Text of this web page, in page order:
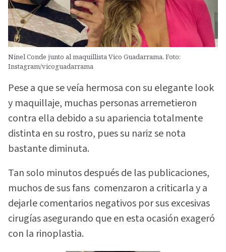
Ninel Conde junto al maquillista Vico Guadarrama. Foto:
Instagram/vicoguadarrama
Pese a que se veía hermosa con su elegante look
y maquillaje, muchas personas arremetieron
contra ella debido a su apariencia totalmente
distinta en su rostro, pues su nariz se nota
bastante diminuta.
Tan solo minutos después de las publicaciones,
muchos de sus fans comenzaron a criticarla y a
dejarle comentarios negativos por sus excesivas
cirugías asegurando que en esta ocasión exageró
con la rinoplastia.